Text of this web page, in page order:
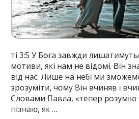
ті 3:5 У Бога завжди
мотиви, які нам не відомі. Він
від нас. Лише на небі ми
зрозуміти, чому Він вчиняв і
Словами Павла, «тепер розумію
пізнаю, як …